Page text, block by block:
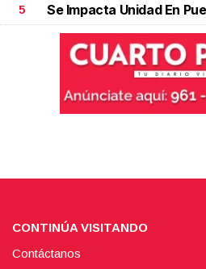
5 Se Impacta Unidad En
CONTINÚA VISITANDO
Contáctanos